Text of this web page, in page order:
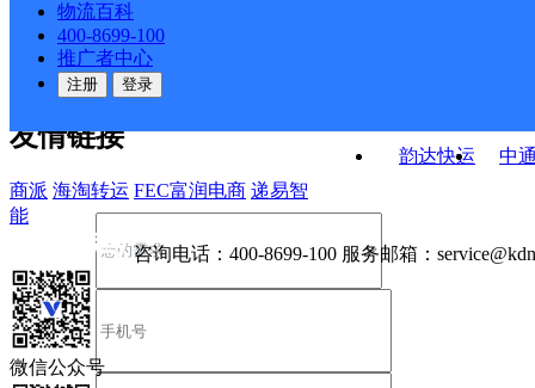
物流百科
400-8699-100
推广者中心
注册 登录
韵达快运
中
公司介绍 企业动态
合作伙伴 快递鸟接口服务协议
户隐私政策
友情链接
商派 海淘转运 FEC富润电商 递易智
能
咨询电话： 400-8699-100 服务邮箱：
微信公众号